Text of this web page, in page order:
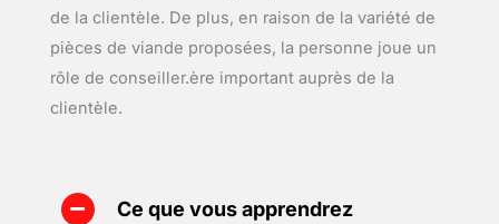
de la clientèle. De plus, en raison de la variété de
pièces de viande proposées, la personne joue un
rôle de conseiller.ère important auprès de la
clientèle.
Ce que vous apprendrez